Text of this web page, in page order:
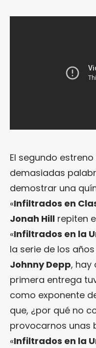
El segundo
demasiadas
demostrar una
«Infiltrados en
Jonah Hill repiten
«Infiltrados en la
la serie de los
Johnny Depp, hay
primera entrega
como exponente
que, ¿por qué no
provocarnos unas
«Infiltrados en la